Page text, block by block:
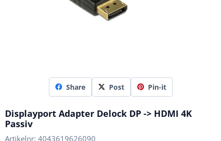
Share Post Pin-it
Displayport Adapter Delock DP -> HDMI 4K
Passiv
Artikelnr: 4043619626090